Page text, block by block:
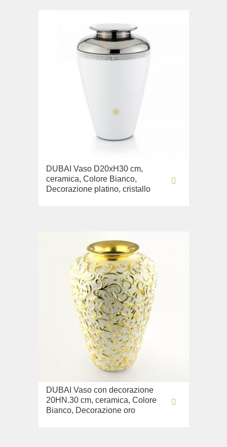
DUBAI Vaso D20хН30 cm,
ceramica, Colore Bianco,
Decorazione platino, cristallo
DUBAI Vaso con decorazione
20HN.30 cm, ceramica, Colore
Bianco, Decorazione oro